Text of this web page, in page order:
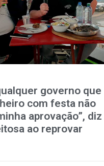
governo que
com festa não
aprovação”, diz
ao reprovar